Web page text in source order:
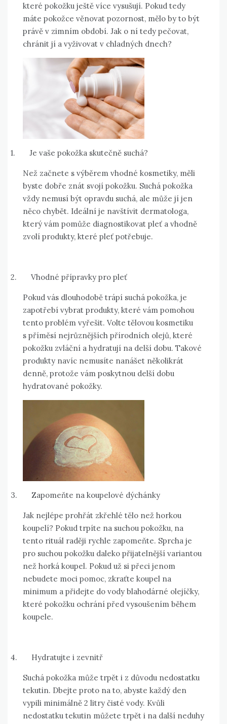
které pokožku ještě více vysušují. Pokud tedy
máte pokožce věnovat pozornost, mělo by to být
právě v zimním období. Jak o ní tedy pečovat,
chránit jí a vyživovat v chladných dnech?
1. Je vaše pokožka skutečně suchá?
Než začnete s výběrem vhodné kosmetiky, měli
byste dobře znát svojí pokožku. Suchá pokožka
vždy nemusí být opravdu suchá, ale může jí jen
něco chybět. Ideální je navštívit dermatologa,
který vám pomůže diagnostikovat pleť a vhodně
zvolí produkty, které pleť potřebuje.
2. Vhodné přípravky pro pleť
Pokud vás dlouhodobě trápí suchá pokožka, je
zapotřebí vybrat produkty, které vám pomohou
tento problém vyřešit. Volte tělovou kosmetiku
s příměsí nejrůznějších přírodních olejů, které
pokožku zvláční a hydratují na delší dobu. Takové
produkty navíc nemusíte nanášet několikrát
denně, protože vám poskytnou delší dobu
hydratované pokožky.
3. Zapomeňte na koupelové dýchánky
Jak nejlépe prohřát zkřehlé tělo než horkou
koupelí? Pokud trpíte na suchou pokožku, na
tento rituál raději rychle zapomeňte. Sprcha je
pro suchou pokožku daleko přijatelnější variantou
než horká koupel. Pokud už si přeci jenom
nebudete moci pomoc, zkraťte koupel na
minimum a přidejte do vody blahodárné olejíčky,
které pokožku ochrání před vysoušením během
koupele.
4. Hydratujte i zevnitř
Suchá pokožka může trpět i z důvodu nedostatku
tekutin. Dbejte proto na to, abyste každý den
vypili minimálně 2 litry čisté vody. Kvůli
nedostatku tekutin můžete trpět i na další neduhy